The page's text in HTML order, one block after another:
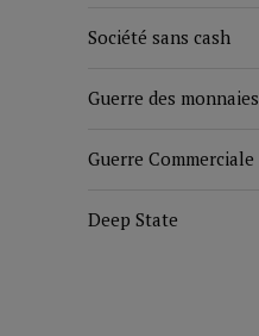
Société sans cash
Guerre des monnaies
Guerre Commerciale
Deep State